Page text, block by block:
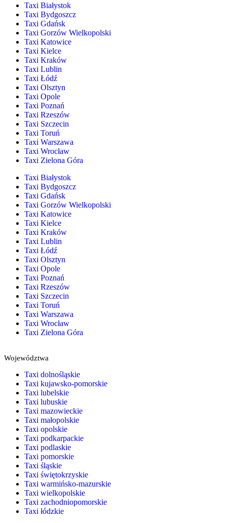
Taxi Białystok
Taxi Bydgoszcz
Taxi Gdańsk
Taxi Gorzów Wielkopolski
Taxi Katowice
Taxi Kielce
Taxi Kraków
Taxi Lublin
Taxi Łódź
Taxi Olsztyn
Taxi Opole
Taxi Poznań
Taxi Rzeszów
Taxi Szczecin
Taxi Toruń
Taxi Warszawa
Taxi Wrocław
Taxi Zielona Góra
Taxi Białystok
Taxi Bydgoszcz
Taxi Gdańsk
Taxi Gorzów Wielkopolski
Taxi Katowice
Taxi Kielce
Taxi Kraków
Taxi Lublin
Taxi Łódź
Taxi Olsztyn
Taxi Opole
Taxi Poznań
Taxi Rzeszów
Taxi Szczecin
Taxi Toruń
Taxi Warszawa
Taxi Wrocław
Taxi Zielona Góra
Województwa
Taxi dolnośląskie
Taxi kujawsko-pomorskie
Taxi lubelskie
Taxi lubuskie
Taxi mazowieckie
Taxi małopolskie
Taxi opolskie
Taxi podkarpackie
Taxi podlaskie
Taxi pomorskie
Taxi śląskie
Taxi świętokrzyskie
Taxi warmińsko-mazurskie
Taxi wielkopolskie
Taxi zachodniopomorskie
Taxi łódzkie